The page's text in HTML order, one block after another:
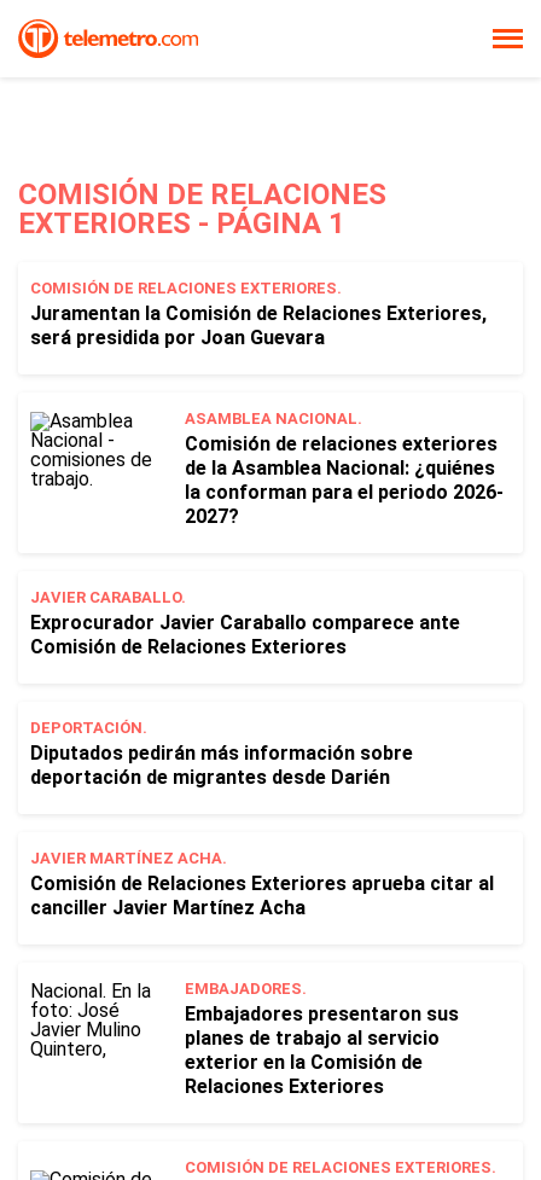
COMISIÓN DE RELACIONES
EXTERIORES - PÁGINA 1
COMISIÓN DE RELACIONES EXTERIORES.
Juramentan la Comisión de Relaciones Exteriores,
será presidida por Joan Guevara
ASAMBLEA NACIONAL.
Comisión de relaciones exteriores
de la Asamblea Nacional: ¿quiénes
la conforman para el periodo 2026-
2027?
JAVIER CARABALLO.
Exprocurador Javier Caraballo comparece ante
Comisión de Relaciones Exteriores
DEPORTACIÓN.
Diputados pedirán más información sobre
deportación de migrantes desde Darién
JAVIER MARTÍNEZ ACHA.
Comisión de Relaciones Exteriores aprueba citar al
canciller Javier Martínez Acha
EMBAJADORES.
Embajadores presentaron sus
planes de trabajo al servicio
exterior en la Comisión de
Relaciones Exteriores
COMISIÓN DE RELACIONES EXTERIORES.